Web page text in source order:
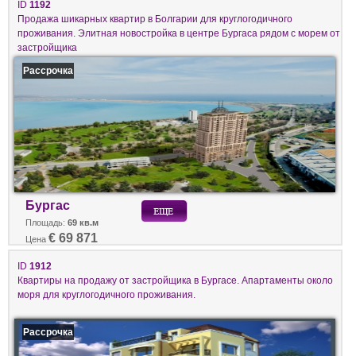
ID 1192
Продажа шикарных квартир в Болгарии для круглогодичного
проживания. Элитная новостройка в центре Бургаса рядом с морем от
застройщика
Рассрочка
Бургас
Площадь: 69 кв.м
Цена € 69 871
ID 1912
Квартиры на продажу от застройщика в Бургасе. Апартаменты около
моря для круглогодичного проживания.
Рассрочка